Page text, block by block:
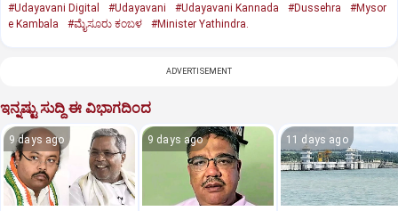
#Udayavani Digital #Udayavani #Udayavani Kannada #Dussehra
#Mysor
e Kambala
#ಮೈಸೂರು ಕಂಬಳ #Minister Yathindra.
ADVERTISEMENT
ಇನ್ನಷ್ಟು ಸುದ್ದಿ ಈ ವಿಭಾಗದಿಂದ
9 days ago 9 days ago 11 days ago